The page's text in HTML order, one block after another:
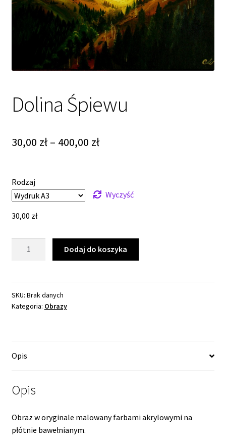
Dolina Śpiewu
30,00 zł – 400,00 złZakres
30,00 zł
Rodzaj
Wyczyść
30,00 zł
Dodaj do koszyka
SKU: Brak danych
Kategoria: Obrazy
Opis
Opis
Obraz w oryginale malowany farbami akrylowymi na
płótnie bawełnianym.